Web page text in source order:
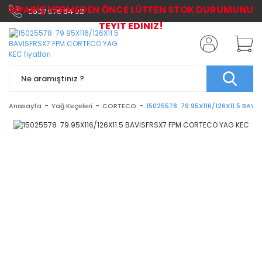
0507 576 64 03
Anasayfa Yağ Keçeleri CORTECO 15025578 79.95X116/126X11.5
SİPARİŞ VERMEDEN ÖNCE LÜTFEN STOK DURUMUNU
TEYİT EDİNİZ!